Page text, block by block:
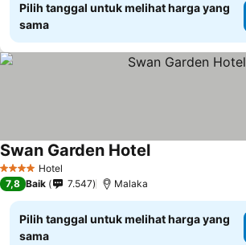
Pilih tanggal untuk melihat harga yang
sama
4 BintangHotel
Swan Garden Hotel
7,8 Baik 7.547 Malaka
Pilih tanggal untuk melihat harga yang
sama